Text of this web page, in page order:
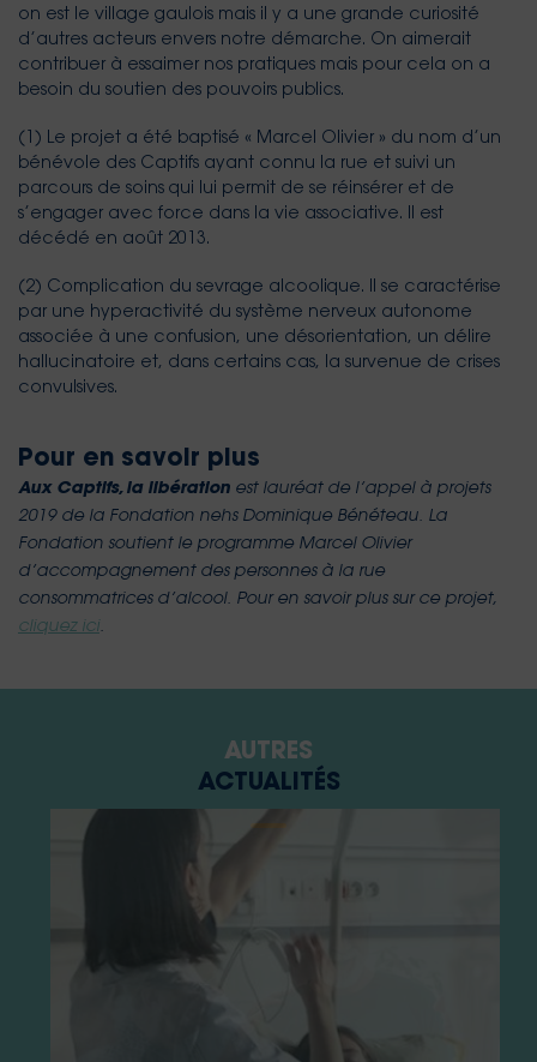
on est le village gaulois mais il y a une grande curiosité
d’autres acteurs envers notre démarche. On aimerait
contribuer à essaimer nos pratiques mais pour cela on a
besoin du soutien des pouvoirs publics.
(1) Le projet a été baptisé « Marcel Olivier » du nom d’un
bénévole des Captifs ayant connu la rue et suivi un
parcours de soins qui lui permit de se réinsérer et de
s’engager avec force dans la vie associative. Il est
décédé en août 2013.
(2) Complication du sevrage alcoolique. Il se caractérise
par une hyperactivité du système nerveux autonome
associée à une confusion, une désorientation, un délire
hallucinatoire et, dans certains cas, la survenue de crises
convulsives.
Pour en savoir plus
Aux Captifs, la libération est lauréat de l’appel à projets
2019 de la Fondation nehs Dominique Bénéteau. La
Fondation soutient le programme Marcel Olivier
d’accompagnement des personnes à la rue
consommatrices d’alcool. Pour en savoir plus sur ce projet,
cliquez ici.
AUTRES
ACTUALITÉS